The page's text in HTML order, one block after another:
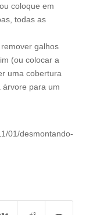
coloque em
todas as
galhos
(ou colocar a
uma cobertura
árvore para um
01/desmontando-